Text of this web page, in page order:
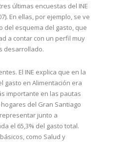
últimas encuestas del INE
En ellas, por ejemplo, se ve
del esquema del gasto, que
a contar con un perfil muy
desarrollado.
El INE explica que en la
gasto en Alimentación era
importante en las pautas
del Gran Santiago
junto a
el 65,3% del gasto total.
como Salud y